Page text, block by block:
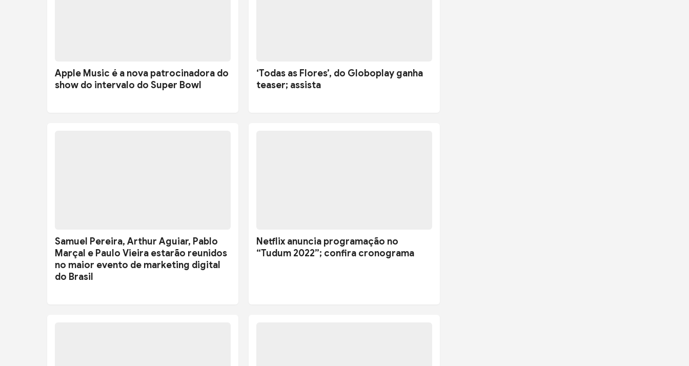
Apple Music é a nova patrocinadora do
show do intervalo do Super Bowl
‘Todas as Flores’, do Globoplay ganha
teaser; assista
Samuel Pereira, Arthur Aguiar, Pablo
Marçal e Paulo Vieira estarão reunidos
no maior evento de marketing digital
do Brasil
Netflix anuncia programação no
“Tudum 2022”; confira cronograma